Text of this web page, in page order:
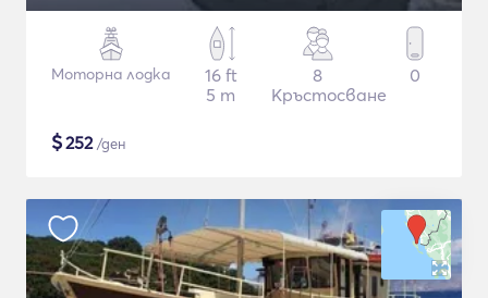
Моторна лодка
16 ft
5 m
8
Кръстосване
0
$252/ден